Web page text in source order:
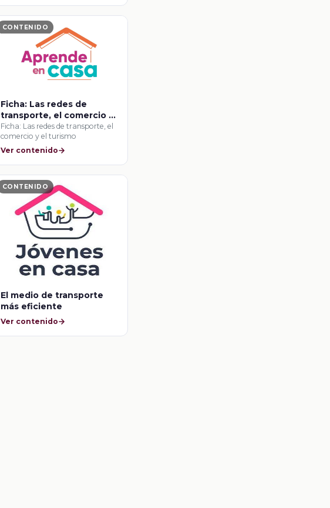
CONTENIDO
Ficha: Las redes de
transporte, el comercio y
el turismo
Ficha: Las redes de transporte, el
comercio y el turismo
Ver contenido
CONTENIDO
El medio de transporte
más eficiente
Ver contenido